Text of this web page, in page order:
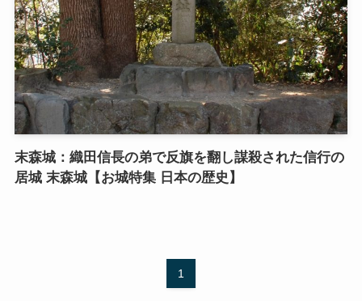
末森城：織田信長の弟で反旗を翻し謀殺された信行の
居城 末森城【お城特集 日本の歴史】
1